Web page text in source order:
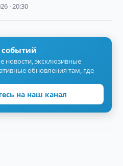
· 20:30
событий
новости, эксклюзивные
обновления там, где
на наш канал